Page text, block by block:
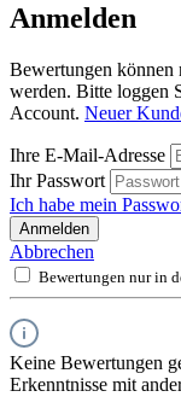
Anmelden
Bewertungen können
werden. Bitte loggen
Account. Neuer
Ihre E-Mail-Adresse
Ihr Passwort
Ich habe mein
Anmelden
Abbrechen
Bewertungen nur in
Keine Bewertungen
Erkenntnisse mit